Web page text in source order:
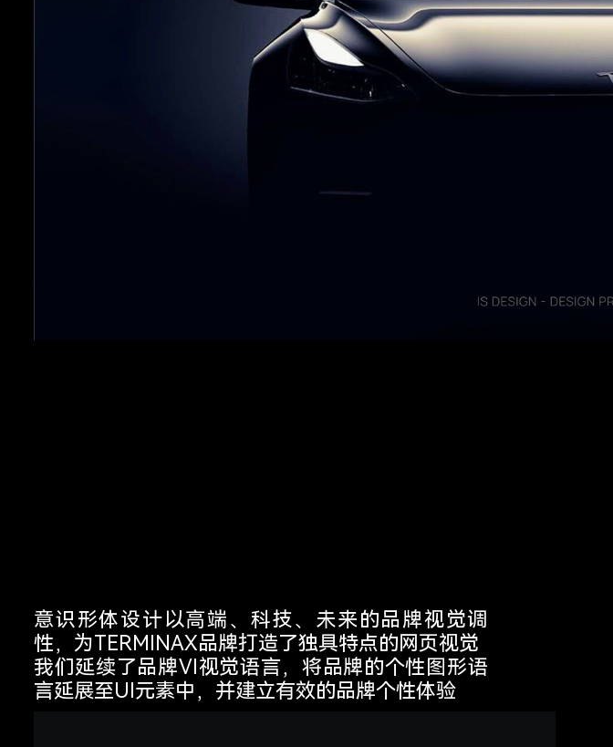
意识形体设计以高端、科技、未来的品牌视觉调
性，为TERMINAX品牌打造了独具特点的网页视觉
我们延续了品牌VI视觉语言，将品牌的个性图形语
言延展至UI元素中，并建立有效的品牌个性体验